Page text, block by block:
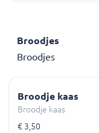
Broodjes
Broodjes
Broodje kaas
Broodje kaas
€ 3,50